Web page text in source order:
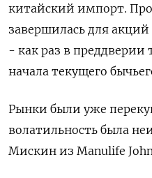
китайский импорт.
завершилась для
- как раз в
начала текущего
Рынки были уже
волатильность была
Мискин из Manulife